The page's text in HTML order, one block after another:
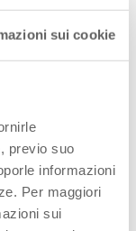
sui cookie
previo suo
informazioni
Per maggiori
sui
didattici.